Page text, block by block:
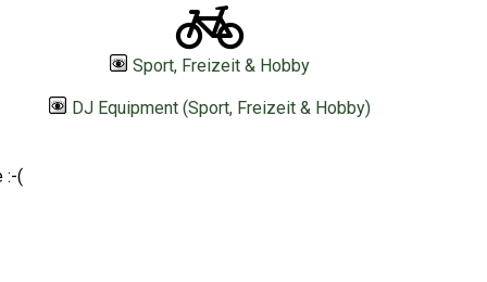
Sport, Freizeit & Hobby
DJ Equipment (Sport, Freizeit & Hobby)
:-(